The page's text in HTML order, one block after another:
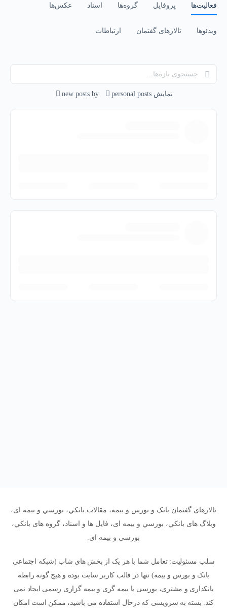
فعالیت‌‌ها پروفایل گروه‌ها اسناد عکس‌ها
ویدئوها تالارهای گفتمان ارتباطات
جستجوی
تازه‌ها...
نمایش personal posts
by
new posts
تالارهای گفتمان بانک و بورس و بیمه، مقالات بانکي، بورسي و بیمه ای،
وبلاگ های بانکي، بورسي و بیمه ای، فایل ها و اسناد، گروه های بانکي،
بورسي و بیمه ای.
سلب مسئولیت: تعامل شما با هر یک از بخش های شاب (شبکه اجتماعی
بانک و بورس و بیمه) تنها در قالب کاربر سایت بوده و هیچ گونه رابطه
بانکداری و مشتری، بورسی یا بیمه گری و بیمه گزاری رسمی ایجاد نمی
کند. بسته به سرویسی که درحال استفاده می باشید، ممکن است امکان